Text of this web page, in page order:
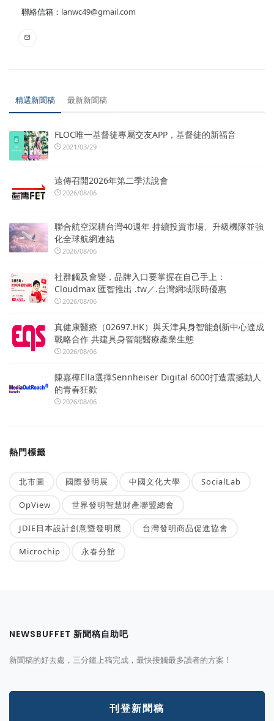
聯絡信箱： lanwc49@gmail.com
精選新聞稿 最新新聞稿
FLOC唯一基督徒專屬交友APP，基督徒的新福音
2021/03/29
遠傳召開2026年第二季法說會
2026/08/06
聯合航空深耕台灣40週年 持續投資市場、升級機隊並強
化全球航網連結
2026/08/06
社群觸及會變，品牌入口要掌握在自己手上：
Cloudmax 匯智推出 .tw／.台灣網域限時優惠
2026/08/06
真健康醫療（02697.HK）與天津具身智能創新中心達成
戰略合作 共建具身智能醫療產業生態
2026/08/06
陳嘉樺Ella選擇Sennheiser Digital 6000打造震撼動人
的青春狂歡
2026/08/06
熱門標籤
北市圖 國際發明展 中國文化大學 SocialLab
OpView 世界發明智慧財產聯盟總會
JDIE日本設計創意暨發明展 台灣發明商品促進協會
Microchip 永春分館
NEWSBUFFET 新聞稿自助吧
新聞稿的好去處，三分鐘上稿完成，最快接觸最多讀者的方案！
刊登新聞稿